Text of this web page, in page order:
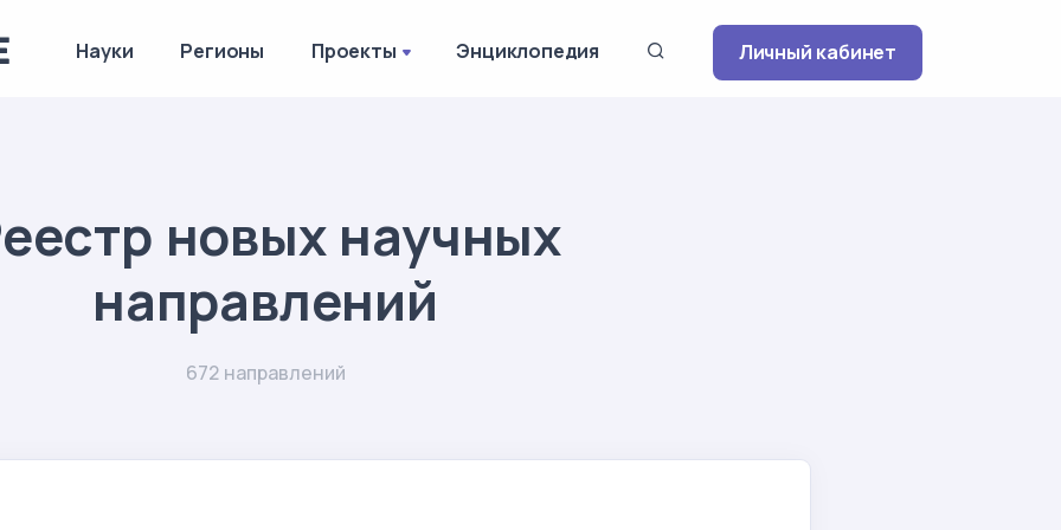
Науки Регионы Проекты Энциклопедия Личный кабинет
новых научных
направлений
672 направлений